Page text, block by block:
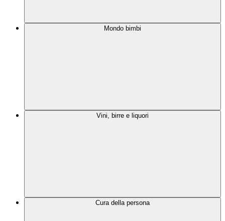
Mondo bimbi
Vini, birre e liquori
Cura della persona